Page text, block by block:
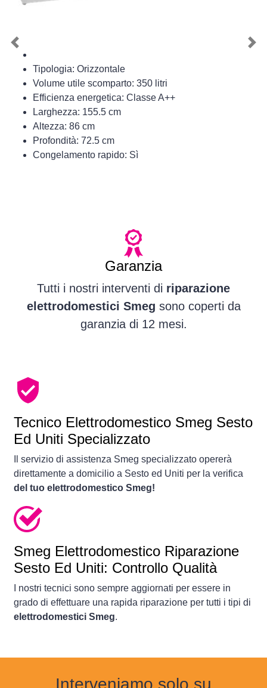
Tipologia: Orizzontale
Volume utile scomparto: 350 litri
Efficienza energetica: Classe A++
Larghezza: 155.5 cm
Altezza: 86 cm
Profondità: 72.5 cm
Congelamento rapido: Sì
Previous
Garanzia
Tutti i nostri interventi di riparazione
elettrodomestici Smeg sono coperti da
garanzia di 12 mesi.
Tecnico Elettrodomestico Smeg Sesto
Ed Uniti Specializzato
Il servizio di assistenza Smeg specializzato opererà
direttamente a domicilio a Sesto ed Uniti per la verifica
del tuo elettrodomestico Smeg!
Smeg Elettrodomestico Riparazione
Sesto Ed Uniti: Controllo Qualità
I nostri tecnici sono sempre aggiornati per essere in
grado di effettuare una rapida riparazione per tutti i tipi di
elettrodomestici Smeg.